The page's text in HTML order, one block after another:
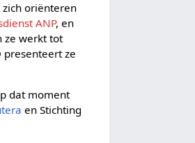
oriënteren
ANP, en
ze werkt tot
presenteert ze
dat moment
en Stichting